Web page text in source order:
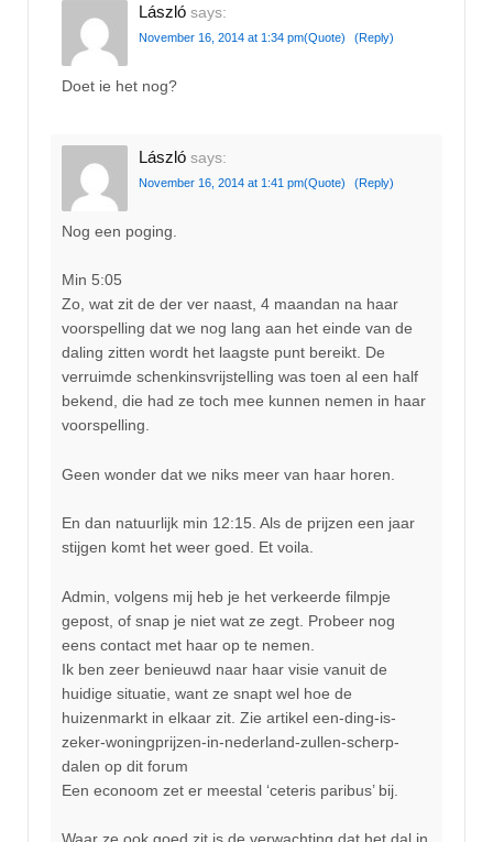
László says:
November 16, 2014 at 1:34 pm(Quote) (Reply)
Doet ie het nog?
László says:
November 16, 2014 at 1:41 pm(Quote) (Reply)
Nog een poging.
Min 5:05
Zo, wat zit de der ver naast, 4 maandan na haar
voorspelling dat we nog lang aan het einde van de
daling zitten wordt het laagste punt bereikt. De
verruimde schenkinsvrijstelling was toen al een half
bekend, die had ze toch mee kunnen nemen in haar
voorspelling.
Geen wonder dat we niks meer van haar horen.
En dan natuurlijk min 12:15. Als de prijzen een jaar
stijgen komt het weer goed. Et voila.
Admin, volgens mij heb je het verkeerde filmpje
gepost, of snap je niet wat ze zegt. Probeer nog
eens contact met haar op te nemen.
Ik ben zeer benieuwd naar haar visie vanuit de
huidige situatie, want ze snapt wel hoe de
huizenmarkt in elkaar zit. Zie artikel een-ding-is-
zeker-woningprijzen-in-nederland-zullen-scherp-
dalen op dit forum
Een econoom zet er meestal ‘ceteris paribus’ bij.